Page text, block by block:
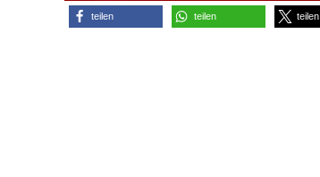
teilen teilen teilen